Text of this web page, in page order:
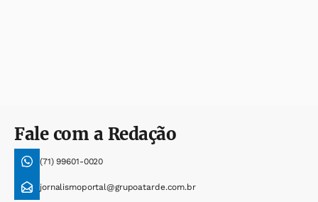
Fale com a Redação
(71) 99601-0020
jornalismoportal@grupoatarde.com.br